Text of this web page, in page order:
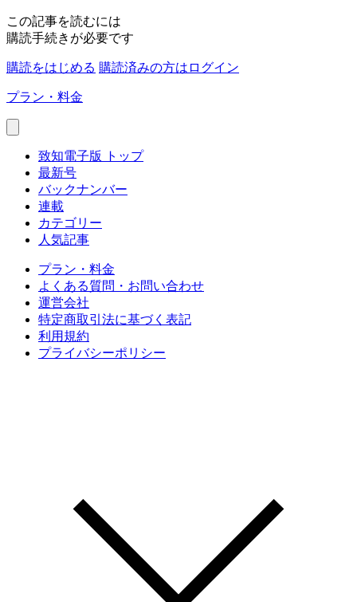
この記事を読むには
購読手続きが必要です
購読をはじめる 購読済みの方はログイン
プラン・料金
致知電子版 トップ
最新号
バックナンバー
連載
カテゴリー
人気記事
プラン・料金
よくある質問・お問い合わせ
運営会社
特定商取引法に基づく表記
利用規約
プライバシーポリシー